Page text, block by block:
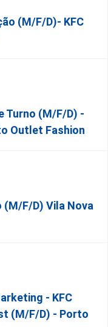
(m/f/d)- KFC
Turno (m/f/d) -
Outlet Fashion
(m/f/d) Vila Nova
- KFC
(m/f/d) - Porto